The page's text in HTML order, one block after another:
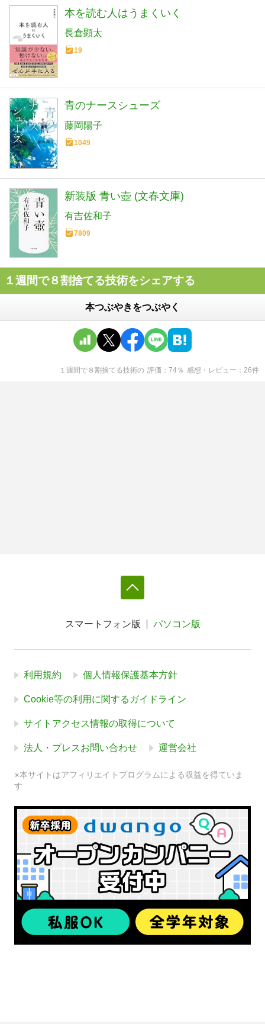
本を読む人はうまくいく
長倉顕太
19
青のナースシューズ
藤岡陽子
1049
新装版 青い壺 (文春文庫)
有吉佐和子
7809
１週間で８割捨てる技術をシェアする
本つぶやきをつぶやく
１週間で８割捨てる技術の 評価 74％ 感想・レビュー 26件
スマートフォン版 パソコン版
利用規約 個人情報保護基本方針
Cookie等の利用に関するガイドライン
サイトアクセス情報の取得について
法人・プレスお問い合わせ 運営会社
※本サイトはアフィリエイトプログラムによる収益を得ていま
す